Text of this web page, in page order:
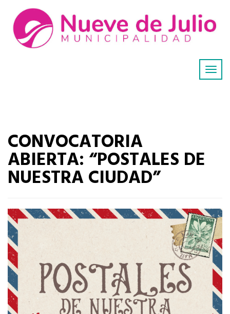
CONVOCATORIA
ABIERTA: “POSTALES DE
NUESTRA CIUDAD”